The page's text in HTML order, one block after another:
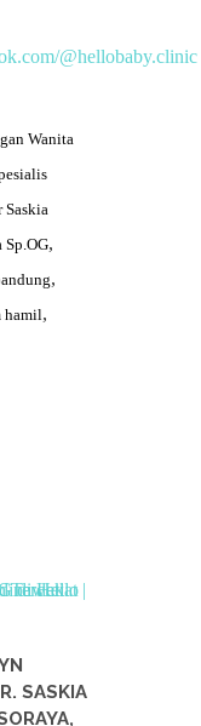
@hellobaby.clinic
Wanita
Saskia
Sp.OG,
,
hamil,
SASKIA